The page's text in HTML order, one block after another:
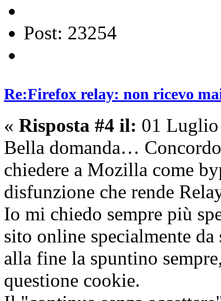
Post: 23254
Re:Firefox relay: non ricevo
« Risposta #4 il: 01
Bella domanda…
chiedere a Mozilla come
disfunzione che rende
Io mi chiedo sempre più
sito online specialmente
alla fine la spuntino
questione cookie.